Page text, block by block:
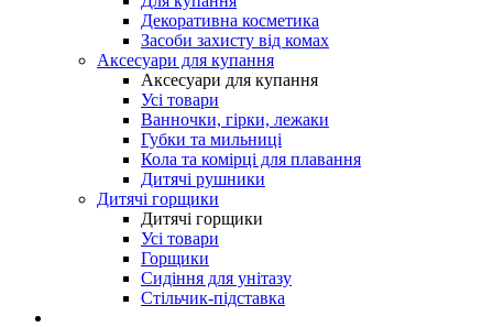
Декоративна косметика
Засоби захисту від комах
Аксесуари для купання
Аксесуари для купання
Усі товари
Ванночки, гірки, лежаки
Губки та мильниці
Кола та комірці для плавання
Дитячі рушники
Дитячі горщики
Дитячі горщики
Усі товари
Горщики
Сидіння для унітазу
Стільчик-підставка